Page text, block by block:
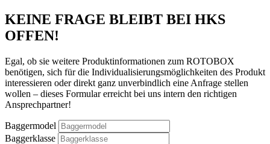
KEINE FRAGE BLEIBT BEI HKS
OFFEN!
Egal, ob sie weitere Produktinformationen zum ROTOBOX
benötigen, sich für die Individualisierungsmöglichkeiten des Produkt
interessieren oder direkt ganz unverbindlich eine Anfrage stellen
wollen – dieses Formular erreicht bei uns intern den richtigen
Ansprechpartner!
Baggermodel
Baggerklasse